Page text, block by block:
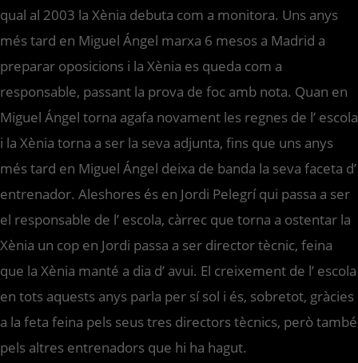
qual al 2003 la Xènia debuta com a monitora. Uns anys
més tard en Miguel Ángel marxa 6 mesos a Madrid a
preparar oposicions i la Xènia es queda com a
responsable, passant la prova de foc amb nota. Quan en
Miguel Ángel torna agafa novament les regnes de l’ escola
i la Xènia torna a ser la seva adjunta, fins que uns anys
més tard en Miguel Ángel deixa de banda la seva faceta d’
entrenador. Aleshores és en Jordi Pelegrí qui passa a ser
el responsable de l’ escola, càrrec que torna a ostentar la
Xènia un cop en Jordi passa a ser director tècnic, feina
que la Xènia manté a dia d’ avui. El creixement de l’ escola
en tots aquests anys parla per sí sol i és, sobretot, gràcies
a la feta feina pels seus tres directors tècnics, però també
pels altres entrenadors que hi ha hagut.